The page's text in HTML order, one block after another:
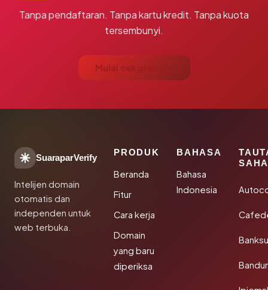
Tanpa pendaftaran. Tanpa kartu kredit. Tanpa kuota
tersembunyi.
Mulai cek gratis →
SuaraparVerify
Intelijen domain
otomatis dan
independen untuk
web terbuka.
PRODUK
Beranda
Fitur
Cara kerja
Domain
yang baru
diperiksa
BAHASA
Bahasa
Indonesia